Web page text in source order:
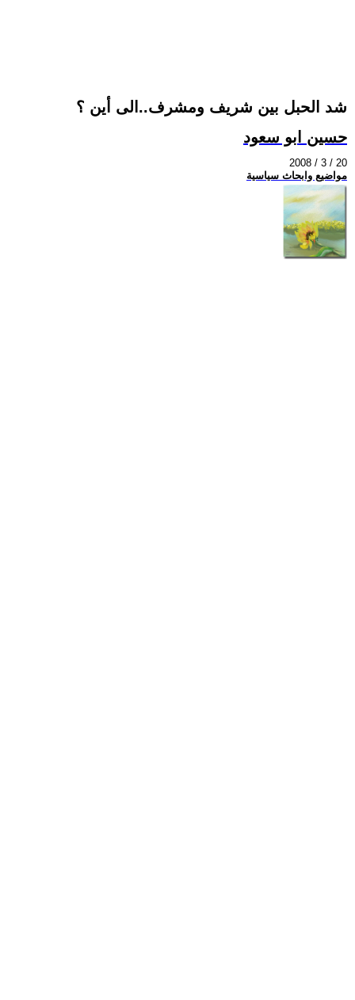
شد الحبل بين شريف ومشرف..الى أين ؟
حسين ابو سعود
2008 / 3 / 20
مواضيع وابحاث سياسية